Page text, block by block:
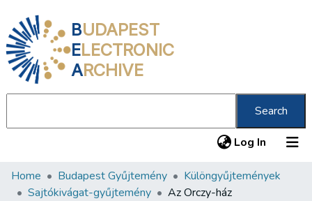
BUDAPEST
ELECTRONIC
ARCHIVE
Search
Log In (current)
Communities & Collections
Home Budapest Gyűjtemény
Különgyűjtemények
Sajtókivágat-gyűjtemény
Az Orczy-ház